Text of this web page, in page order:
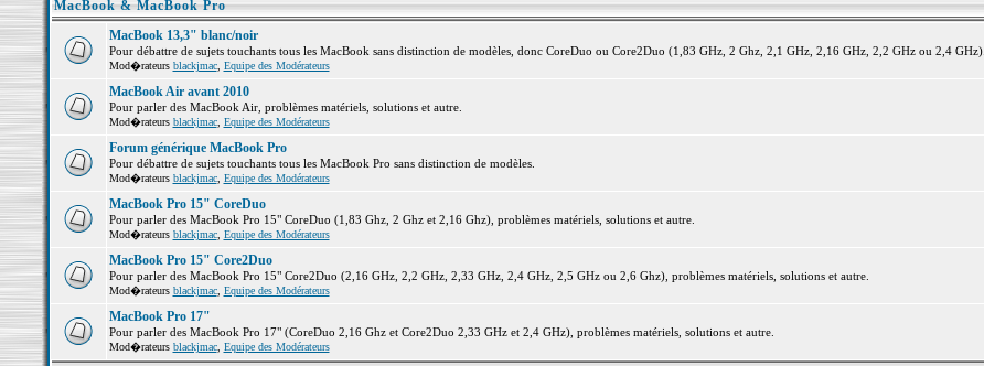
MacBook & MacBook Pro
MacBook 13,3" blanc/noir
Pour débattre de sujets touchants tous les MacBook sans distinction de modèles, donc CoreDuo ou Core2Duo (1,83 GHz, 2 Ghz, 2,1 GHz, 2,16 GHz, 2,2 GHz ou 2,4 GHz).
Mod�rateurs blackjmac, Equipe des Modérateurs
MacBook Air avant 2010
Pour parler des MacBook Air, problèmes matériels, solutions et autre.
Mod�rateurs blackjmac, Equipe des Modérateurs
Forum générique MacBook Pro
Pour débattre de sujets touchants tous les MacBook Pro sans distinction de modèles.
Mod�rateurs blackjmac, Equipe des Modérateurs
MacBook Pro 15" CoreDuo
Pour parler des MacBook Pro 15" CoreDuo (1,83 Ghz, 2 Ghz et 2,16 Ghz), problèmes matériels, solutions et autre.
Mod�rateurs blackjmac, Equipe des Modérateurs
MacBook Pro 15" Core2Duo
Pour parler des MacBook Pro 15" Core2Duo (2,16 GHz, 2,2 GHz, 2,33 GHz, 2,4 GHz, 2,5 GHz ou 2,6 Ghz), problèmes matériels, solutions et autre.
Mod�rateurs blackjmac, Equipe des Modérateurs
MacBook Pro 17"
Pour parler des MacBook Pro 17" (CoreDuo 2,16 Ghz et Core2Duo 2,33 GHz et 2,4 GHz), problèmes matériels, solutions et autre.
Mod�rateurs blackjmac, Equipe des Modérateurs